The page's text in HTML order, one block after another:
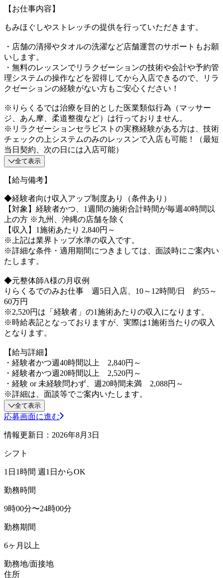
【お仕事内容】
もみほぐしやストレッチの提供を行っていただきます。
・店舗の清掃やタオルの洗濯など店舗運営のサポートもお願
いします。
・無料のレッスンでリラクゼーションの技術や会計や予約管
理システムの操作などを習得してから入店できるので、リラ
クゼーションの経験がない方もご安心ください！
※りらくるでは治療を目的とした医業類似行為（マッサー
ジ、あん摩、柔道整復など）は行っておりません。
※リラクゼーションセラピストの実務経験がある方は、技術
チェックの上システムのみのレッスンで入店も可能！（最短
当日契約、次の日には入店可能）
全て表示
【給与備考】
◆経験者向け収入アップ制度あり（条件あり）
【対象】経験者かつ、1週間の施術合計時間が毎週40時間以
上の方 ※九州、沖縄の店舗を除く
【収入】1施術あたり 2,840円～
※上記は業界トップ水準の収入です。
※詳細な条件・適用期間につきましては、面談時にご案内い
たします。
◆元整体師A様の月収例
りらくるでのみお仕事 週5日入店、10～12時間/日 約55～
60万円
※2,520円は「経験者」の1施術あたりの収入になります。
※時給表記となっておりますが、実際は1施術当たりの収入
となります。
【給与詳細】
・経験者かつ週40時間以上 2,840円～
・経験者かつ週20時間以上 2,520円～
・経験 or 未経験問わず、週20時間未満 2,088円～
※詳細は、面談等でご案内いたします。
全て表示
応募画面に進む
情報更新日：2026年8月3日
シフト
1日1時間 週1日からOK
勤務時間
9時00分〜24時00分
勤務期間
6ヶ月以上
勤務地/面接地
住所